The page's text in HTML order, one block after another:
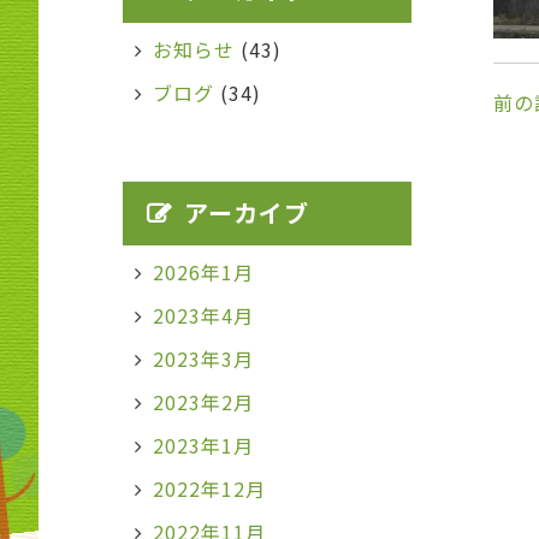
前
お知らせ (43)
ブログ (34)
アーカイブ
2026年1月
2023年4月
2023年3月
2023年2月
2023年1月
2022年12月
2022年11月